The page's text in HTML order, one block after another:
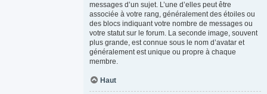
messages d’un sujet. L’une d’elles peut être
associée à votre rang, généralement des étoiles ou
des blocs indiquant votre nombre de messages ou
votre statut sur le forum. La seconde image, souvent
plus grande, est connue sous le nom d’avatar et
généralement est unique ou propre à chaque
membre.
Haut